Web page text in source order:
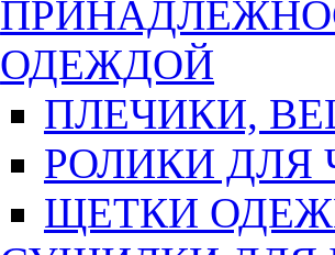
ОДЕЖДОЙ
ПЛЕЧИКИ,
РОЛИКИ ДЛЯ
ЩЕТКИ